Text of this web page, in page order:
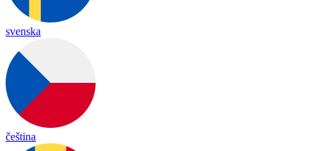
svenska
čeština